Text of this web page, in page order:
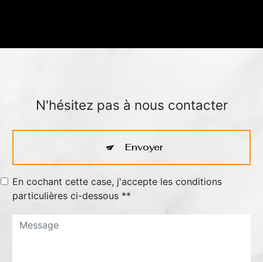
N'hésitez pas à nous contacter
En cochant cette case, j'accepte les conditions
particulières ci-dessous **
Envoyer